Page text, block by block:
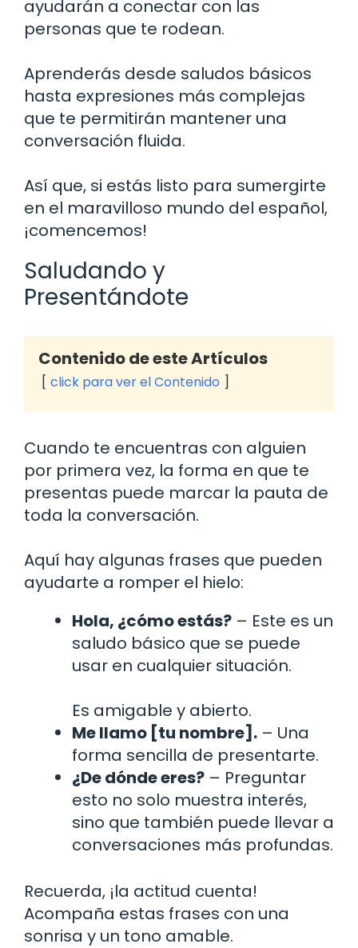
ayudarán a conectar con las
personas que te rodean.
Aprenderás desde saludos básicos
hasta expresiones más complejas
que te permitirán mantener una
conversación fluida.
Así que, si estás listo para sumergirte
en el maravilloso mundo del español,
¡comencemos!
Saludando y
Presentándote
Contenido de este Artículos
click para ver el Contenido
Cuando te encuentras con alguien
por primera vez, la forma en que te
presentas puede marcar la pauta de
toda la conversación.
Aquí hay algunas frases que pueden
ayudarte a romper el hielo:
Hola, ¿cómo estás? – Este es un
saludo básico que se puede
usar en cualquier situación.
Es amigable y abierto.
Me llamo [tu nombre]. – Una
forma sencilla de presentarte.
¿De dónde eres? – Preguntar
esto no solo muestra interés,
sino que también puede llevar a
conversaciones más profundas.
Recuerda, ¡la actitud cuenta!
Acompaña estas frases con una
sonrisa y un tono amable.